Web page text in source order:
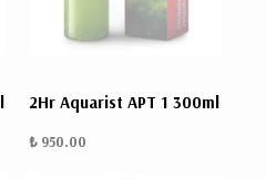
2Hr Aquarist APT 1 300ml
₺ 950.00